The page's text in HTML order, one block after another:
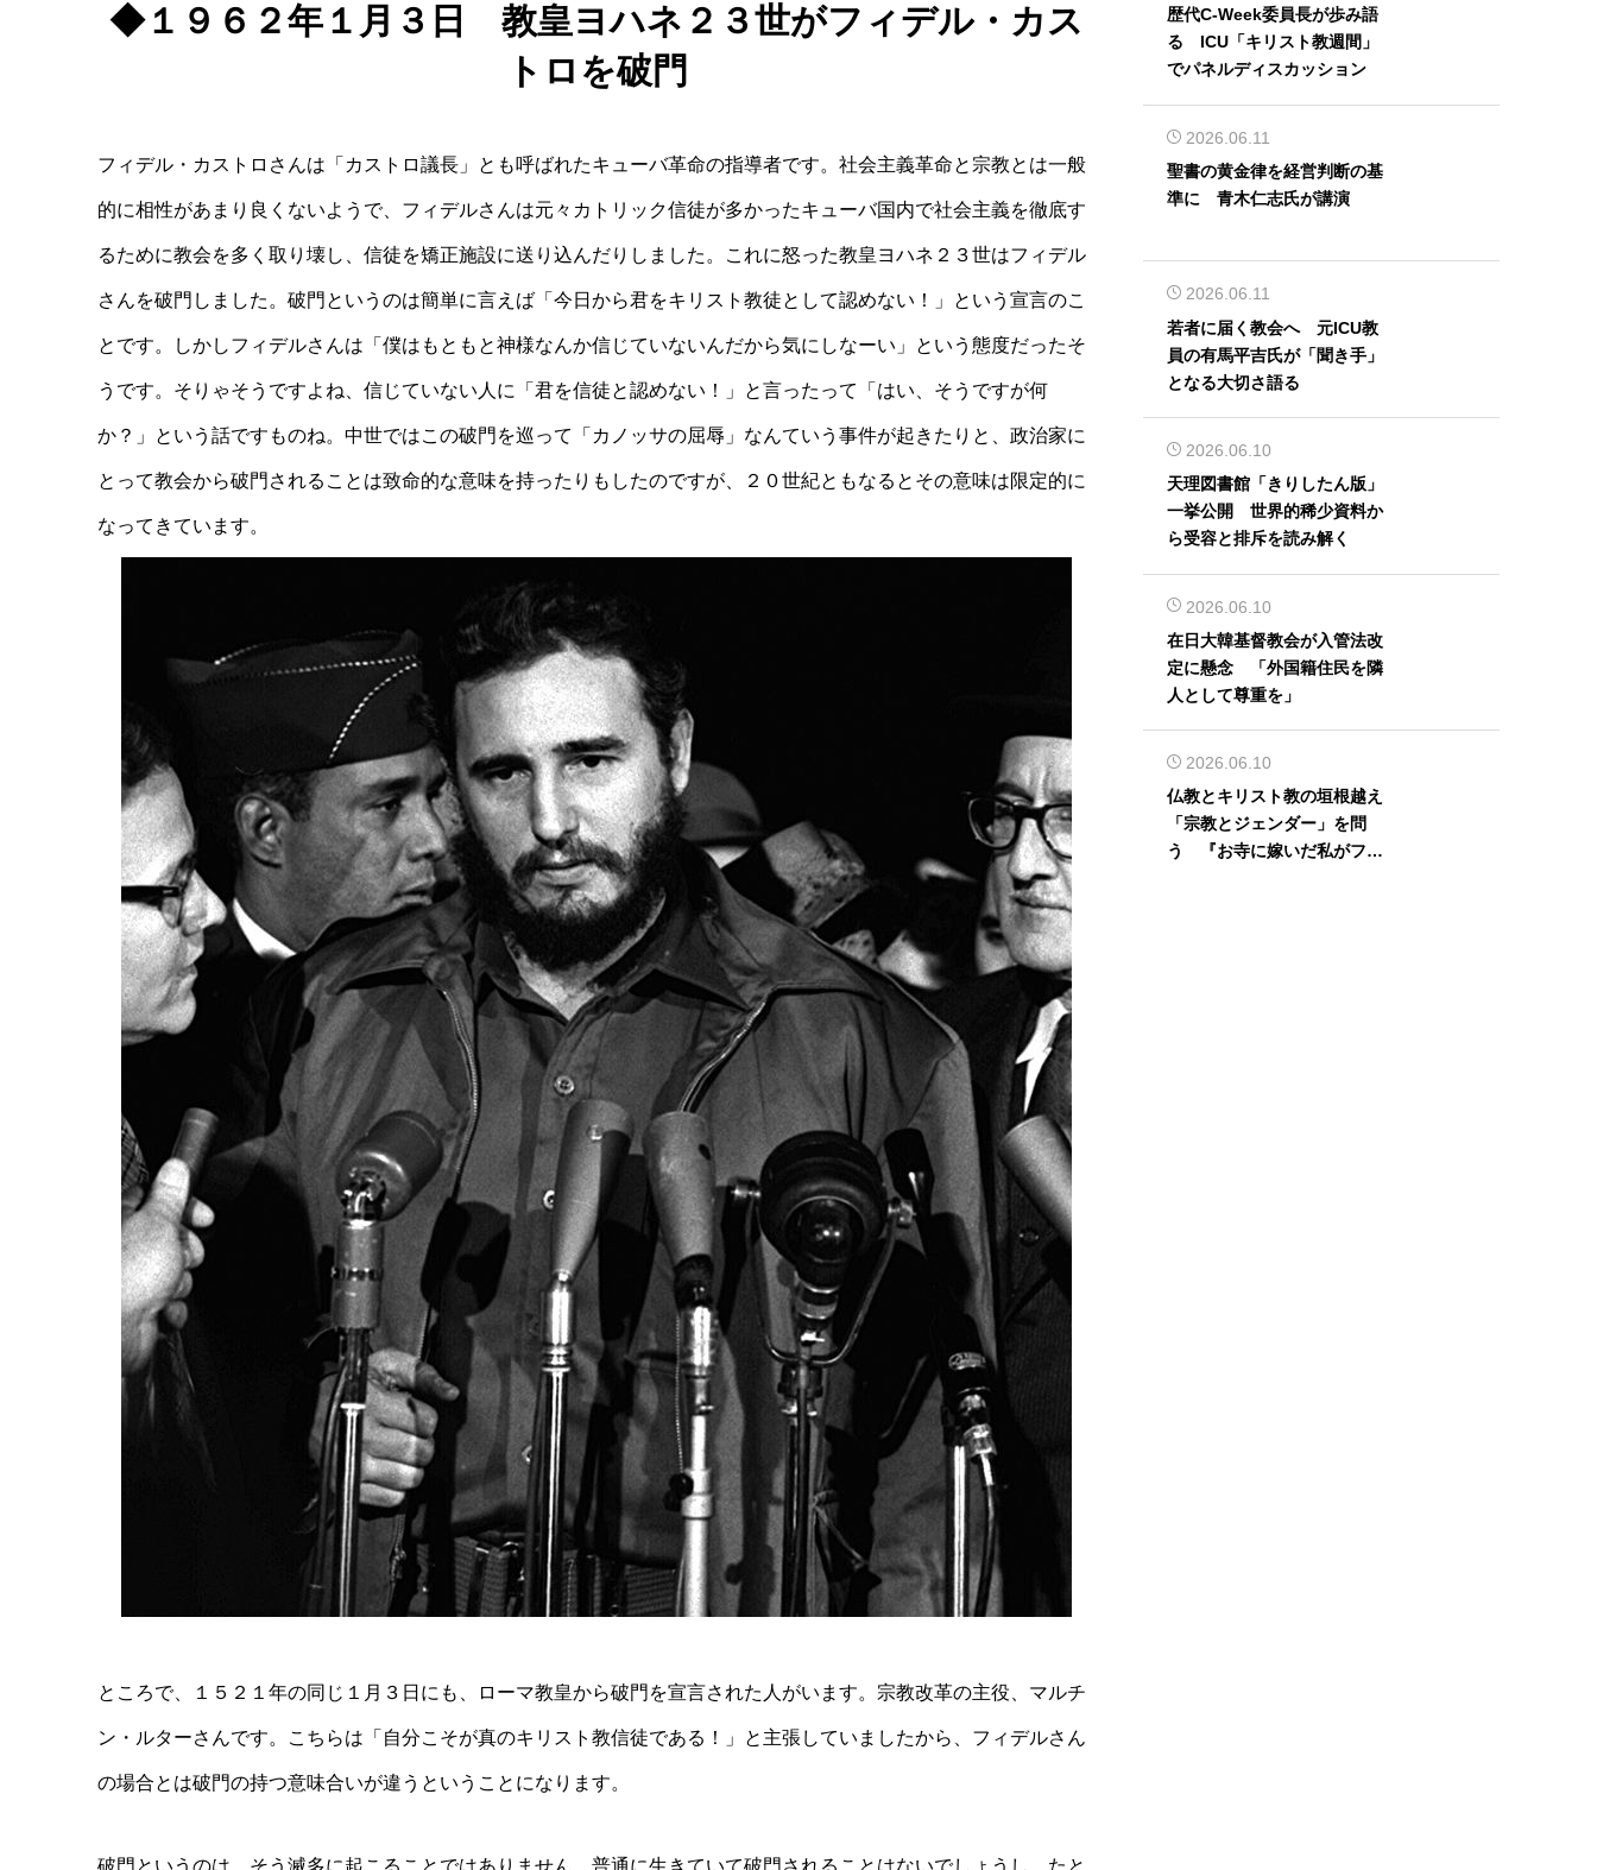
◆１９６２年１月３日 教皇ヨハネ２３世がフィデル・カス
トロを破門
フィデル・カストロさんは「カストロ議長」とも呼ばれたキューバ革命の指導者です。社会主義革命と宗教とは一般
的に相性があまり良くないようで、フィデルさんは元々カトリック信徒が多かったキューバ国内で社会主義を徹底す
るために教会を多く取り壊し、信徒を矯正施設に送り込んだりしました。これに怒った教皇ヨハネ２３世はフィデル
さんを破門しました。破門というのは簡単に言えば「今日から君をキリスト教徒として認めない！」という宣言のこ
とです。しかしフィデルさんは「僕はもともと神様なんか信じていないんだから気にしなーい」という態度だったそ
うです。そりゃそうですよね、信じていない人に「君を信徒と認めない！」と言ったって「はい、そうですが何
か？」という話ですものね。中世ではこの破門を巡って「カノッサの屈辱」なんていう事件が起きたりと、政治家に
とって教会から破門されることは致命的な意味を持ったりもしたのですが、２０世紀ともなるとその意味は限定的に
なってきています。
ところで、１５２１年の同じ１月３日にも、ローマ教皇から破門を宣言された人がいます。宗教改革の主役、マルチ
ン・ルターさんです。こちらは「自分こそが真のキリスト教信徒である！」と主張していましたから、フィデルさん
の場合とは破門の持つ意味合いが違うということになります。
破門というのは、そう滅多に起こることではありません。普通に生きていて破門されることはないでしょうし、たと
歴代C-Week委員長が歩み語
る ICU「キリスト教週間」
でパネルディスカッション
2026.06.11
聖書の黄金律を経営判断の基
準に 青木仁志氏が講演
2026.06.11
若者に届く教会へ 元ICU教
員の有馬平吉氏が「聞き手」
となる大切さ語る
2026.06.10
天理図書館「きりしたん版」
一挙公開 世界的稀少資料か
ら受容と排斥を読み解く
2026.06.10
在日大韓基督教会が入管法改
定に懸念 「外国籍住民を隣
人として尊重を」
2026.06.10
仏教とキリスト教の垣根越え
「宗教とジェンダー」を問
う 『お寺に嫁いだ私がフェ